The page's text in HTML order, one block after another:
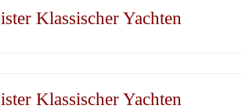
Klassischer Yachten
Klassischer Yachten